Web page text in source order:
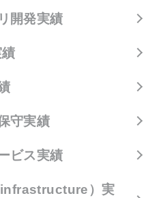
開発実績
守実績
ビス実績
）実